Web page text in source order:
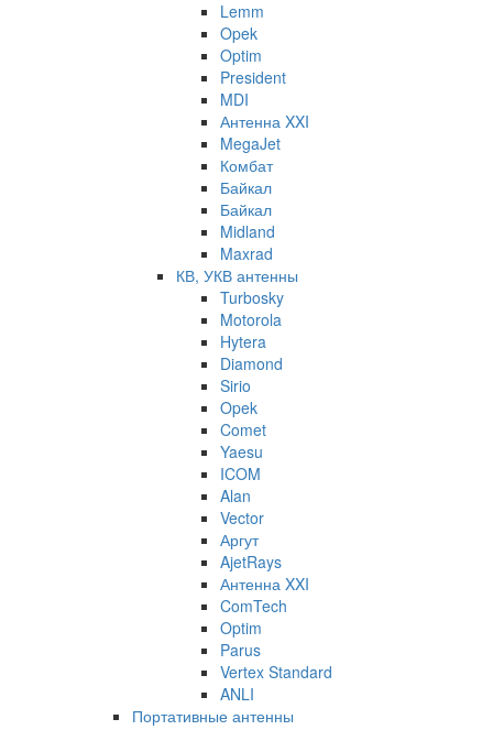
Lemm
Opek
Optim
President
MDI
Антенна XXI
MegaJet
Комбат
Байкал
Байкал
Midland
Maxrad
КВ, УКВ антенны
Turbosky
Motorola
Hytera
Diamond
Sirio
Opek
Comet
Yaesu
ICOM
Alan
Vector
Аргут
AjetRays
Антенна XXI
ComTech
Optim
Parus
Vertex Standard
ANLI
Портативные антенны